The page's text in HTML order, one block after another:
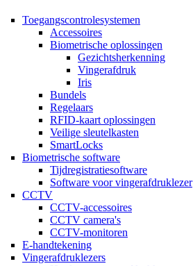
Toegangscontrolesystemen
Accessoires
Biometrische oplossingen
Gezichtsherkenning
Vingerafdruk
Iris
Bundels
Regelaars
RFID-kaart oplossingen
Veilige sleutelkasten
SmartLocks
Biometrische software
Tijdregistratiesoftware
Software voor vingerafdruklezer
CCTV
CCTV-accessoires
CCTV camera's
CCTV-monitoren
E-handtekening
Vingerafdruklezers